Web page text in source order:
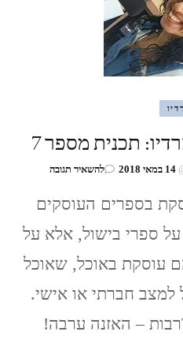
רדיו
14 במאי 2018 להשאיר תגובהבנושא
–
הרדיו:
מספר
בספרים העוסקים
ספרי בישול, אלא על
עוסקת באוכל, שאוכל
למצב חברתי או אישי.